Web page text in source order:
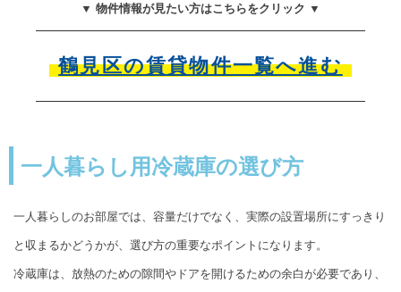
▼ 物件情報が見たい方はこちらをクリック ▼
鶴見区の賃貸物件一覧へ進む
一人暮らし用冷蔵庫の選び方
一人暮らしのお部屋では、容量だけでなく、実際の設置場所にすっきり
と収まるかどうかが、選び方の重要なポイントになります。
冷蔵庫は、放熱のための隙間やドアを開けるための余白が必要であり、